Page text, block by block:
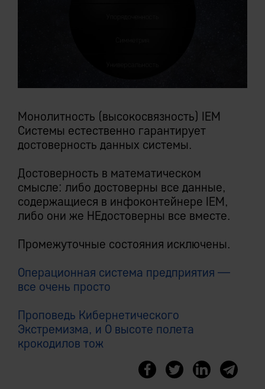
Монолитность (высокосвязность) IEM
Системы естественно гарантирует
достоверность данных системы.
Достоверность в математическом
смысле: либо достоверны все данные,
содержащиеся в инфоконтейнере IEM,
либо они же НЕдостоверны все вместе.
Промежуточные состояния исключены.
Операционная система предприятия —
все очень просто
Проповедь Кибернетического
Экстремизма, и О высоте полета
крокодилов тож